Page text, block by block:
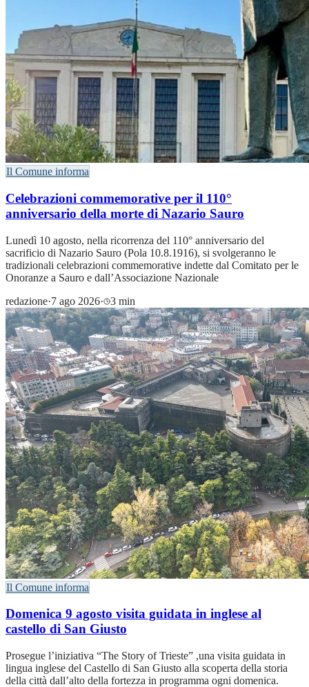
Il Comune informa
Celebrazioni commemorative per il 110°
anniversario della morte di Nazario Sauro
Lunedì 10 agosto, nella ricorrenza del 110° anniversario del
sacrificio di Nazario Sauro (Pola 10.8.1916), si svolgeranno le
tradizionali celebrazioni commemorative indette dal Comitato per le
Onoranze a Sauro e dall’Associazione Nazionale
redazione·7 ago 2026· 3 min
Il Comune informa
Domenica 9 agosto visita guidata in inglese al
castello di San Giusto
Prosegue l’iniziativa “The Story of Trieste” ,una visita guidata in
lingua inglese del Castello di San Giusto alla scoperta della storia
della città dall’alto della fortezza in programma ogni domenica.